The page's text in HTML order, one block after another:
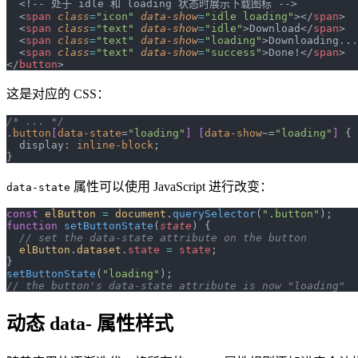
  <!-- 处于 idle 和 loading 状态时展示下载图标 -->
  <
span class="icon" data-show="idle loading"></span>
  <
span class="text" data-show="idle">Download</span>
  <
span class="text" data-show="loading"
  <
span class="text" data-show="success">Done!</span>
</ button>
这是对应的 CSS：
/* ... */
.button [data-state="loading" ] [data-show~="loading" ]
{
  display:
inline-block ;
}
data-state 属性可以使用 JavaScript 进行改变：
const elButton = document . querySelector( ".button" );
function setButtonState (state ) {
  // set the data-state attribute on the button
  elButton
. dataset . state = state ;
}
setButtonState ( "loading" );
// the button's data-state attribute is now "loading"
动态 data- 属性样式